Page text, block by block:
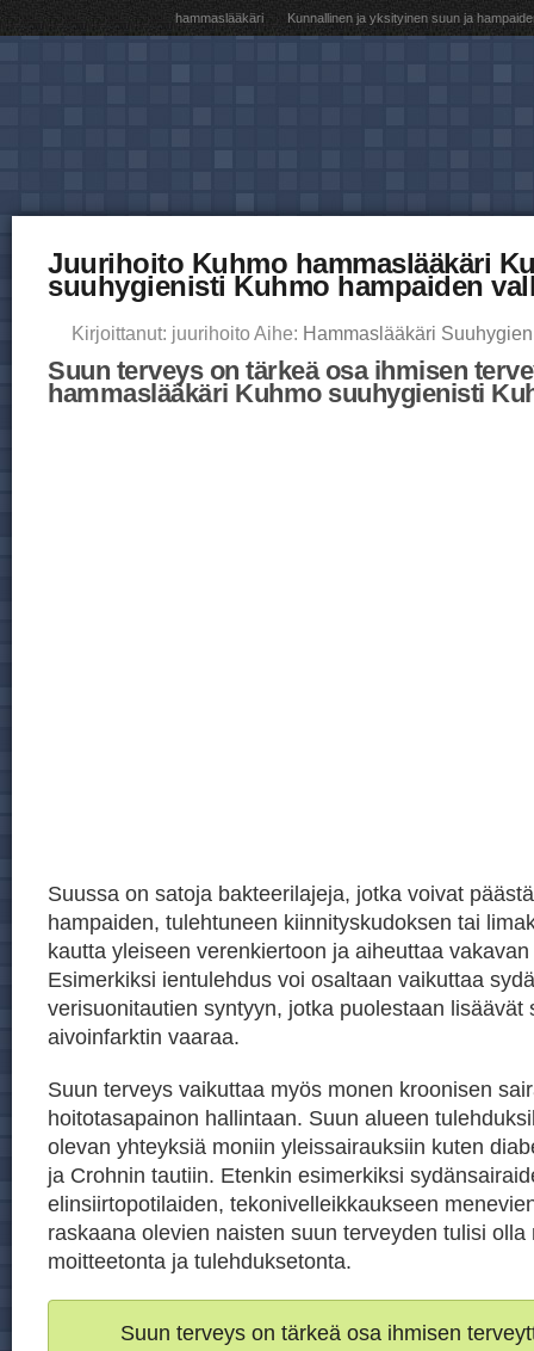
hammaslääkäri Kunnallinen ja yksityinen suun ja
Juurihoito Kuhmo hammaslääkäri
suuhygienisti Kuhmo hampaiden
Kirjoittanut: juurihoito Aihe: Hammaslääkäri
Suun terveys on tärkeä osa ihmisen
hammaslääkäri Kuhmo suuhygienisti
Suussa on satoja bakteerilajeja, jotka voivat
hampaiden, tulehtuneen kiinnityskudoksen tai
kautta yleiseen verenkiertoon ja aiheuttaa
Esimerkiksi ientulehdus voi osaltaan vaikuttaa
verisuonitautien syntyyn, jotka puolestaan lisäävät
aivoinfarktin vaaraa.
Suun terveys vaikuttaa myös monen kroonisen
hoitotasapainon hallintaan. Suun alueen
olevan yhteyksiä moniin yleissairauksiin kuten
ja Crohnin tautiin. Etenkin esimerkiksi
elinsiirtopotilaiden, tekonivelleikkaukseen
raskaana olevien naisten suun terveyden tulisi olla
moitteetonta ja tulehduksetonta.
Suun terveys on tärkeä osa ihmisen